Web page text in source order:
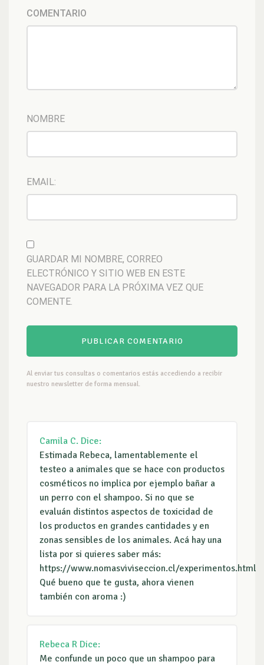
COMENTARIO
NOMBRE
EMAIL:
GUARDAR MI NOMBRE, CORREO
ELECTRÓNICO Y SITIO WEB EN ESTE
NAVEGADOR PARA LA PRÓXIMA VEZ QUE
COMENTE.
Al enviar tus consultas o comentarios estás accediendo a recibir
nuestro newsletter de forma mensual.
Camila C. Dice:
Estimada Rebeca, lamentablemente el
testeo a animales que se hace con productos
cosméticos no implica por ejemplo bañar a
un perro con el shampoo. Si no que se
evaluán distintos aspectos de toxicidad de
los productos en grandes cantidades y en
zonas sensibles de los animales. Acá hay una
lista por si quieres saber más:
https://www.nomasviviseccion.cl/experimentos.html
Qué bueno que te gusta, ahora vienen
también con aroma :)
Rebeca R Dice:
Me confunde un poco que un shampoo para